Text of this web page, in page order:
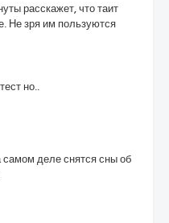
расскажет, что таит
Не зря им пользуются
но..
самом деле снятся сны об